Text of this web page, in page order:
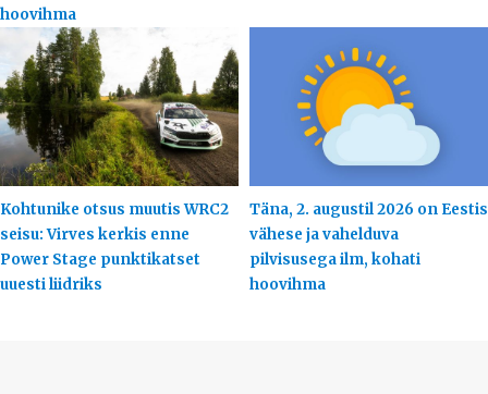
hoovihma
Kohtunike otsus muutis WRC2
seisu: Virves kerkis enne
Power Stage punktikatset
uuesti liidriks
Täna, 2. augustil 2026 on Eestis
vähese ja vahelduva
pilvisusega ilm, kohati
hoovihma